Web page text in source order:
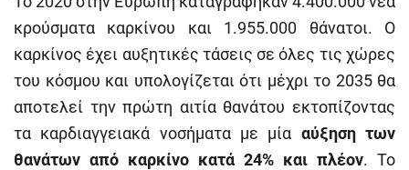
κρούσματα καρκίνου και 1.955.000 θάνατοι. Ο
καρκίνος έχει αυξητικές τάσεις σε όλες τις χώρες
του κόσμου και υπολογίζεται ότι μέχρι το 2035 θα
αποτελεί την πρώτη αιτία θανάτου εκτοπίζοντας
τα καρδιαγγειακά νοσήματα με μία αύξηση των
θανάτων από καρκίνο κατά 24% και πλέον. Το